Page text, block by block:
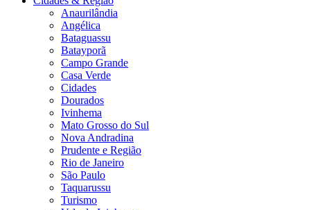
Anaurilândia
Angélica
Bataguassu
Batayporã
Campo Grande
Casa Verde
Cidades
Dourados
Ivinhema
Mato Grosso do Sul
Nova Andradina
Prudente e Região
Rio de Janeiro
São Paulo
Taquarussu
Turismo